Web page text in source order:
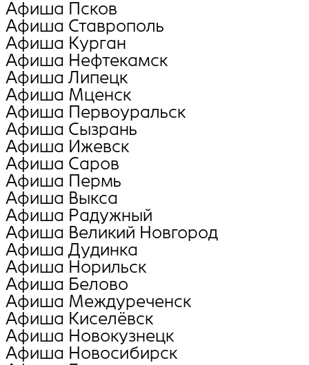
Афиша Псков
Афиша Ставрополь
Афиша Курган
Афиша Нефтекамск
Афиша Липецк
Афиша Мценск
Афиша Первоуральск
Афиша Сызрань
Афиша Ижевск
Афиша Саров
Афиша Пермь
Афиша Выкса
Афиша Радужный
Афиша Великий Новгород
Афиша Дудинка
Афиша Норильск
Афиша Белово
Афиша Междуреченск
Афиша Киселёвск
Афиша Новокузнецк
Афиша Новосибирск